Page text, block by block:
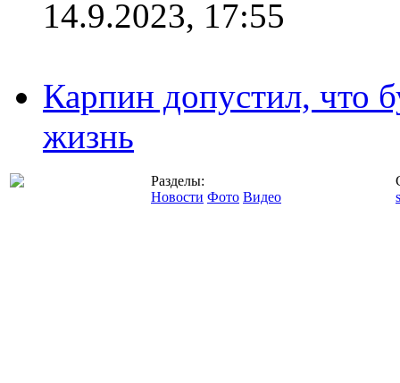
14.9.2023, 17:55
Карпин допустил, что
жизнь
Разделы:
Новости Фото Видео